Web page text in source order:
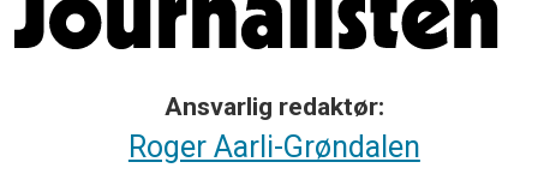
Ansvarlig redaktør:
Roger Aarli-Grøndalen